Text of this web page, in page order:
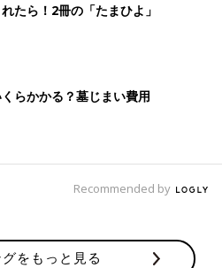
たら！2冊の「たまひよ」
らかかる？墓じまい費用
Recommended by
をもっと見る